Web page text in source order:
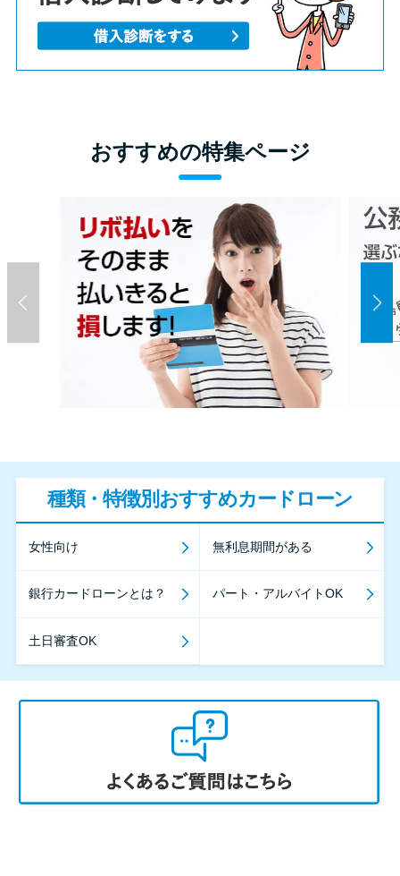
おすすめの特集ページ
種類・特徴別おすすめカードローン
女性向け 無利息期間がある
銀行カードローンとは？ パート・アルバイトOK
土日審査OK